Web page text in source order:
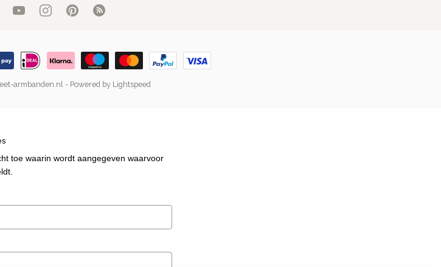
armbanden.nl- Powered by Lightspeed
toe waarin wordt aangegeven waarvoor